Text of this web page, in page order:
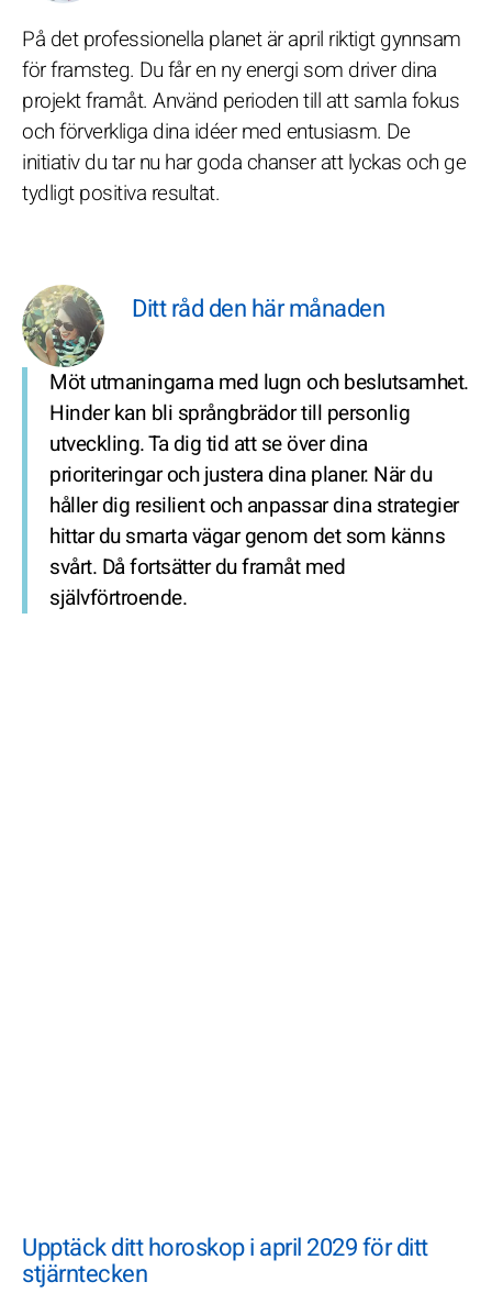
På det professionella planet är april riktigt gynnsam
för framsteg. Du får en ny energi som driver dina
projekt framåt. Använd perioden till att samla fokus
och förverkliga dina idéer med entusiasm. De
initiativ du tar nu har goda chanser att lyckas och ge
tydligt positiva resultat.
Ditt råd den här månaden
Möt utmaningarna med lugn och beslutsamhet.
Hinder kan bli språngbrädor till personlig
utveckling. Ta dig tid att se över dina
prioriteringar och justera dina planer. När du
håller dig resilient och anpassar dina strategier
hittar du smarta vägar genom det som känns
svårt. Då fortsätter du framåt med
självförtroende.
Upptäck ditt horoskop i april 2029 för ditt
stjärntecken